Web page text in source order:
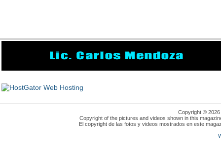
Copyright © 2026
Copyright of the pictures and videos shown in this
El copyright de las fotos y videos mostrados en este